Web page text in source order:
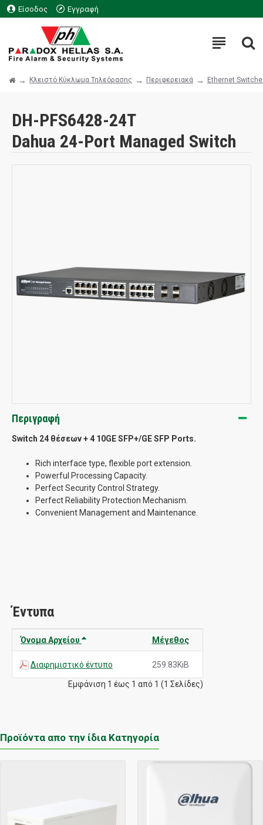
Είσοδος Εγγραφή
Κλειστό Κύκλωμα Τηλεόρασης Περιφερειακά Ethernet
DH-PFS6428-24T
Dahua 24-Port Managed Switch
Περιγραφή
Switch 24 θέσεων + 4 10GE SFP+/GE SFP Ports.
Rich interface type, flexible port extension.
Powerful Processing Capacity.
Perfect Security Control Strategy.
Perfect Reliability Protection Mechanism.
Convenient Management and Maintenance.
Έντυπα
Όνομα Αρχείου Μέγεθος
Διαφημιστικό έντυπο 259.83KiB
Εμφάνιση 1 έως 1 από 1 (1 Σελίδες)
Προϊόντα απο την ίδια Κατηγορία